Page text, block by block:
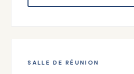
SALLE DE RÉUNION